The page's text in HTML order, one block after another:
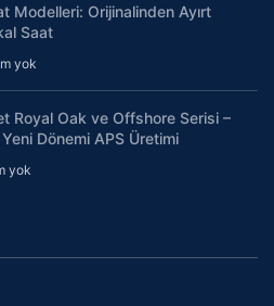
Modelleri: Orijinalinden Ayırt
Saat
yok
Royal Oak ve Offshore Serisi –
Dönemi APS Üretimi
yok